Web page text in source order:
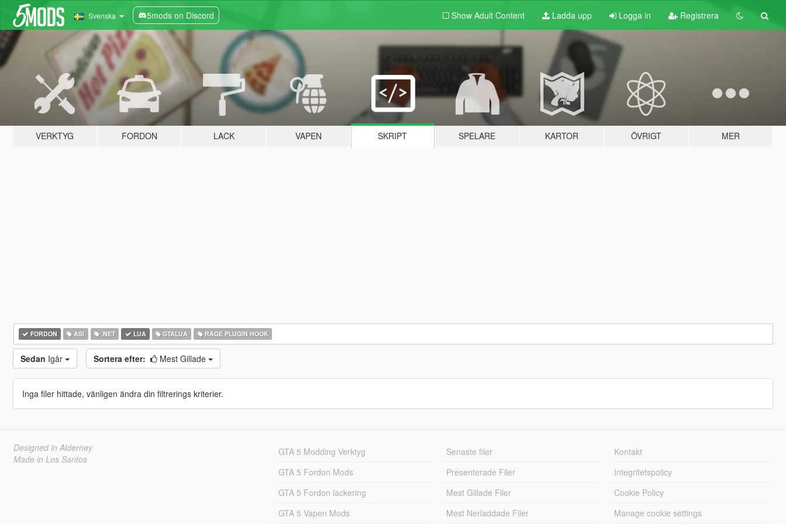
Svenska 5mods on Discord Show Adult Content Ladda upp Logga in Registrera
VERKTYG FORDON LACK VAPEN SKRIPT SPELARE KARTOR ÖVRIGT MER
FORDON ASI .NET LUA GTALUA RAGE PLUGIN HOOK
Sedan Igår Sortera efter: Mest Gillade
Inga filer hittade, vänligen ändra din filtrerings kriterier.
Designed in Alderney
Made in Los Santos
GTA 5 Modding Verktyg
GTA 5 Fordon Mods
GTA 5 Fordon lackering
GTA 5 Vapen Mods
Senaste filer
Presenterade Filer
Mest Gillade Filer
Mest Nerladdade Filer
Kontakt
Integritetspolicy
Cookie Policy
Manage cookie settings